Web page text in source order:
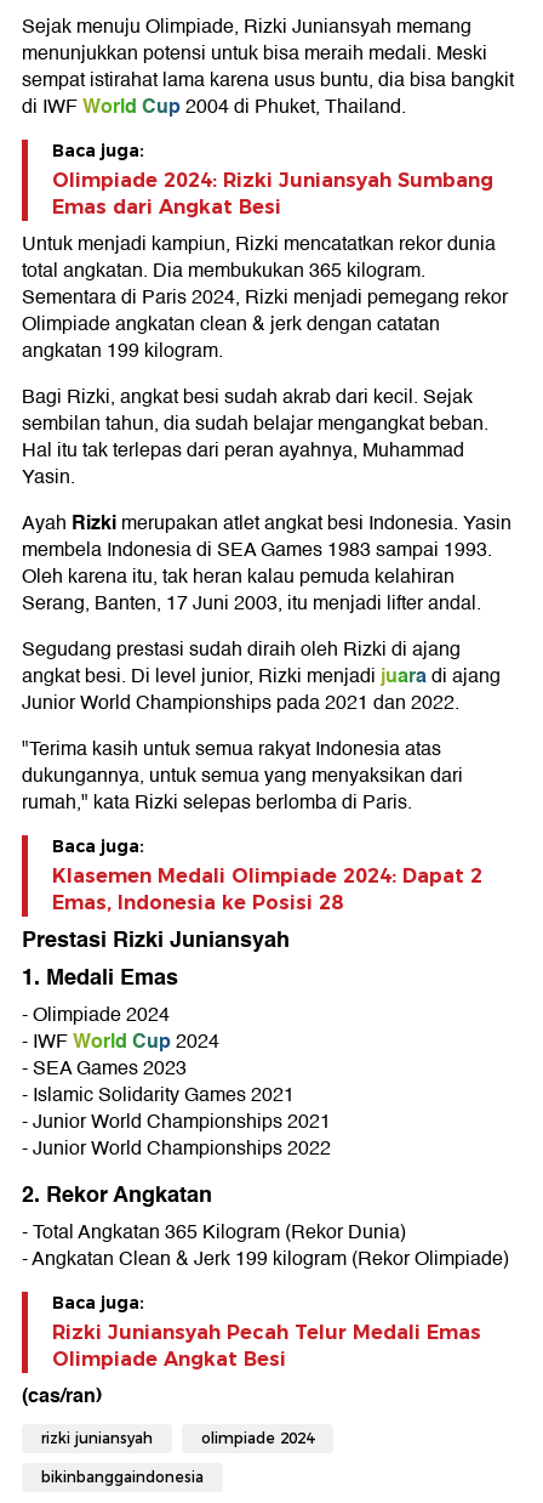
Sejak menuju Olimpiade, Rizki Juniansyah memang
menunjukkan potensi untuk bisa meraih medali. Meski
sempat istirahat lama karena usus buntu, dia bisa bangkit
di IWFWorld Cup2004 di Phuket, Thailand.
Baca juga:
Olimpiade 2024: Rizki Juniansyah Sumbang
Emas dari Angkat Besi
Untuk menjadi kampiun, Rizki mencatatkan rekor dunia
total angkatan. Dia membukukan 365 kilogram.
Sementara di Paris 2024, Rizki menjadi pemegang rekor
Olimpiade angkatan clean & jerk dengan catatan
angkatan 199 kilogram.
Bagi Rizki, angkat besi sudah akrab dari kecil. Sejak
sembilan tahun, dia sudah belajar mengangkat beban.
Hal itu tak terlepas dari peran ayahnya, Muhammad
Yasin.
Ayah Rizkimerupakan atlet angkat besi Indonesia. Yasin
membela Indonesia di SEA Games 1983 sampai 1993.
Oleh karena itu, tak heran kalau pemuda kelahiran
Serang, Banten, 17 Juni 2003, itu menjadi lifter andal.
Segudang prestasi sudah diraih oleh Rizki di ajang
angkat besi. Di level junior, Rizki menjadijuaradi ajang
Junior World Championships pada 2021 dan 2022.
"Terima kasih untuk semua rakyat Indonesia atas
dukungannya, untuk semua yang menyaksikan dari
rumah," kata Rizki selepas berlomba di Paris.
Baca juga:
Klasemen Medali Olimpiade 2024: Dapat 2
Emas, Indonesia ke Posisi 28
Prestasi Rizki Juniansyah
1. Medali Emas
- Olimpiade 2024
- IWFWorld Cup2024
- SEA Games 2023
- Islamic Solidarity Games 2021
- Junior World Championships 2021
- Junior World Championships 2022
2. Rekor Angkatan
- Total Angkatan 365 Kilogram (Rekor Dunia)
- Angkatan Clean & Jerk 199 kilogram (Rekor Olimpiade)
Baca juga:
Rizki Juniansyah Pecah Telur Medali Emas
Olimpiade Angkat Besi
(cas/ran)
rizki juniansyah olimpiade 2024
bikinbanggaindonesia